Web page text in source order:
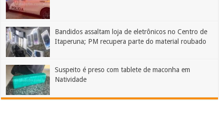
Bandidos assaltam loja de eletrônicos no Centro de
Itaperuna; PM recupera parte do material roubado
Suspeito é preso com tablete de maconha em
Natividade